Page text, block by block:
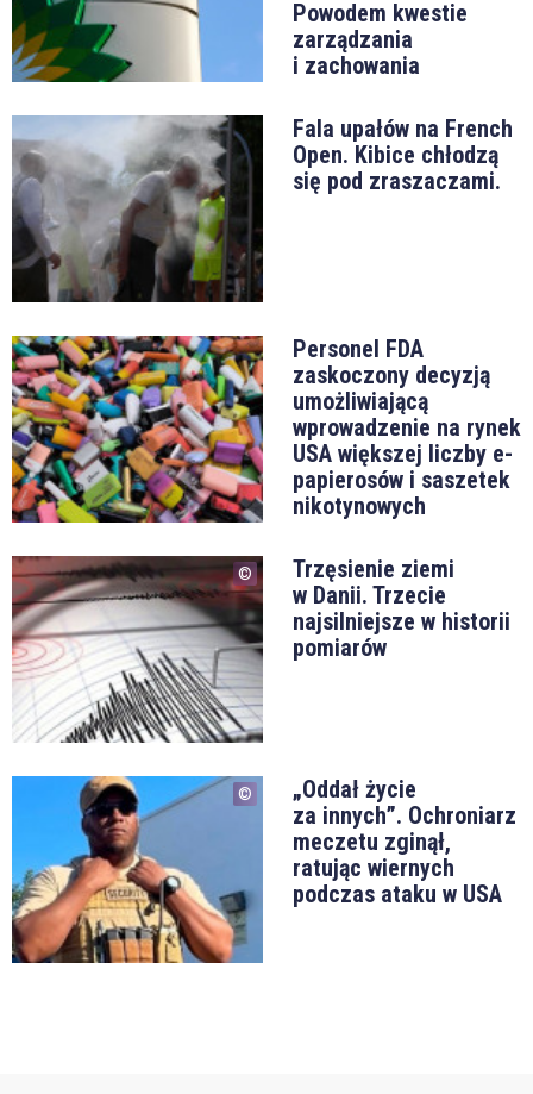
Powodem kwestie
zarządzania
i zachowania
Fala upałów na French
Open. Kibice chłodzą
się pod zraszaczami.
Personel FDA
zaskoczony decyzją
umożliwiającą
wprowadzenie na rynek
USA większej liczby e-
papierosów i saszetek
nikotynowych
Trzęsienie ziemi
w Danii. Trzecie
najsilniejsze w historii
pomiarów
„Oddał życie
za innych”. Ochroniarz
meczetu zginął,
ratując wiernych
podczas ataku w USA